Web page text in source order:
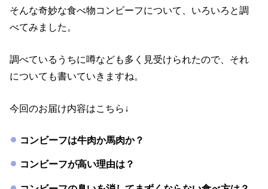
そんな奇妙な食べ物コンビーフについて、いろいろと調
べてみました。
調べているうちに噂なども多く見受けられたので、それ
についても書いていきますね。
今回のお届け内容はこちら↓
コンビーフは牛肉か馬肉か？
コンビーフが高い理由は？